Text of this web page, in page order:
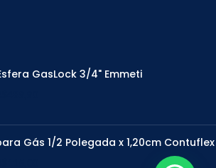
GasLock 3/4" Emmeti
Gás 1/2 Polegada x 1,20cm Contuflex